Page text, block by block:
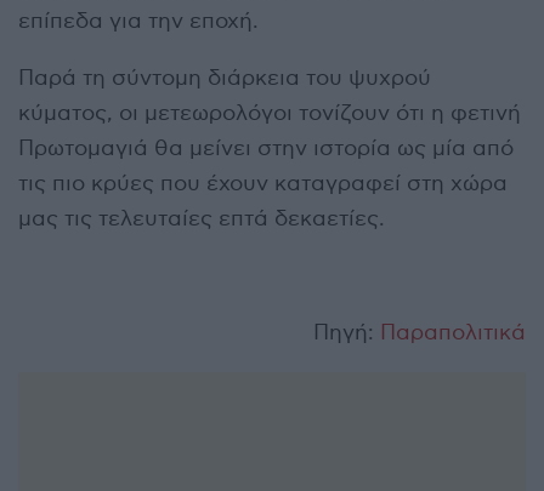
επίπεδα για την εποχή.
Παρά τη σύντομη διάρκεια του ψυχρού
κύματος, οι μετεωρολόγοι τονίζουν ότι η φετινή
Πρωτομαγιά θα μείνει στην ιστορία ως μία από
τις πιο κρύες που έχουν καταγραφεί στη χώρα
μας τις τελευταίες επτά δεκαετίες.
Πηγή: Παραπολιτικά